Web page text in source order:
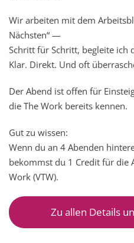
Wir arbeiten mit dem
Nächsten“ —
Schritt für Schritt, begleite ich
Klar. Direkt. Und oft
Der Abend ist offen für
die The Work bereits kennen.
Gut zu wissen:
Wenn du an 4 Abenden
bekommst du 1 Credit für die
Work (VTW).
Zu allen Details